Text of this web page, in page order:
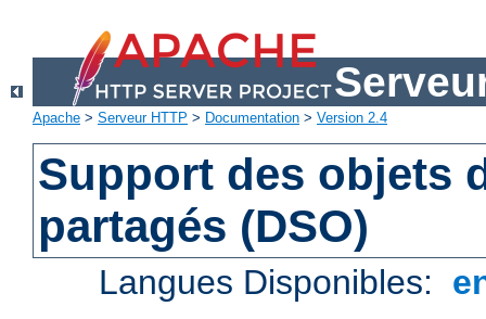
Apache > Serveur HTTP > Documentation > Version 2.4
Support des objets
partagés (DSO)
Langues Disponibles: